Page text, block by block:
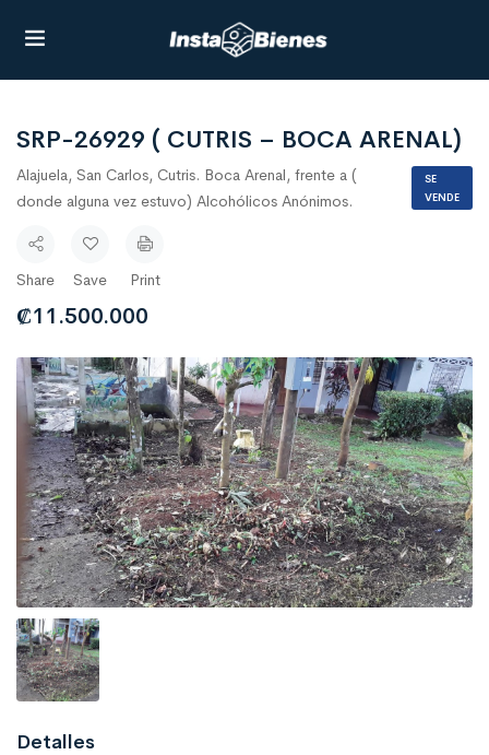
SRP-26929 ( CUTRIS – BOCA ARENAL)
Alajuela, San Carlos, Cutris. Boca Arenal, frente a (
donde alguna vez estuvo) Alcohólicos Anónimos.
SE
VENDE
Share Save Print
₡11.500.000
Detalles